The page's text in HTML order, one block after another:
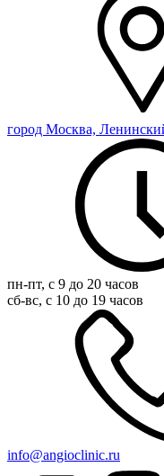
город Москва,
пн-пт, с 9 до 20 часов
сб-вс, с 10 до 19 часов
info@angioclinic.ru